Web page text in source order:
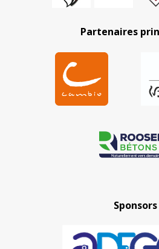
Partenaires
Sponsors